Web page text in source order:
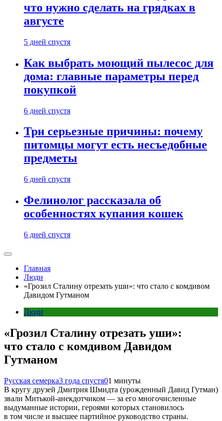
что нужно сделать на грядках в
августе
5 дней спустя
Как выбрать моющий пылесос для
дома: главные параметры перед
покупкой
6 дней спустя
Три серьезные причины: почему
питомцы могут есть несъедобные
предметы
6 дней спустя
Фелинолог рассказала об
особенностях купания кошек
6 дней спустя
Главная
Люди
«Грозил Сталину отрезать уши»: что стало с комдивом
Давидом Гутманом
Люди
«Грозил Сталину отрезать уши»:
что стало с комдивом Давидом
Гутманом
Русская семерка3 года спустя01 минуты
В кругу друзей Дмитрия Шмидта (урожденный Давид Гутман)
звали Митькой-анекдотчиком — за его многочисленные
выдуманные истории, героями которых становилось
в том числе и высшее партийное руководство страны.